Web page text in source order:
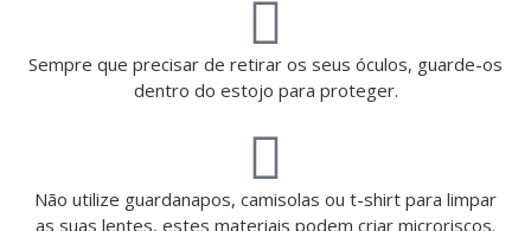
Sempre que precisar de retirar os seus óculos, guarde-os
dentro do estojo para proteger.
Não utilize guardanapos, camisolas ou t-shirt para limpar
as suas lentes, estes materiais podem criar microriscos.